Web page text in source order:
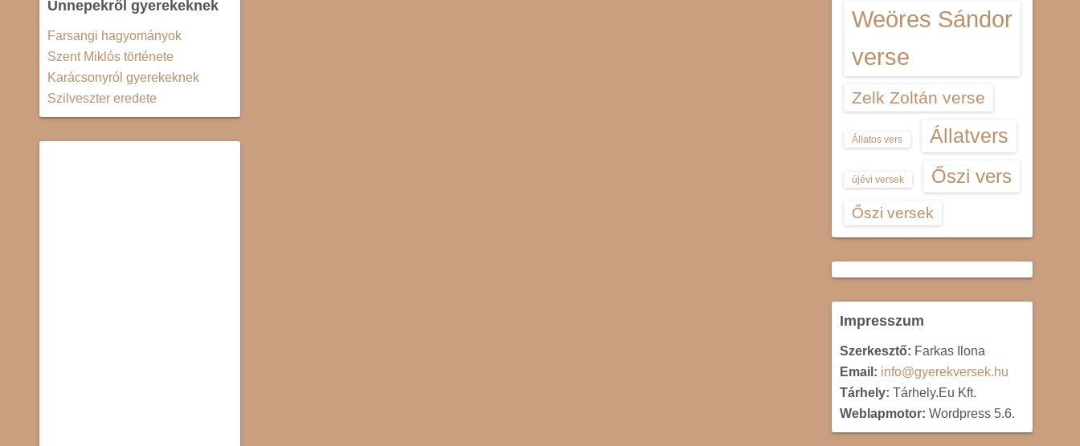
Ünnepekről gyerekeknek
Farsangi hagyományok
Szent Miklós története
Karácsonyról gyerekeknek
Szilveszter eredete
Weöres Sándor
verse
Zelk Zoltán verse
Állatos vers Állatvers
újévi versek Őszi vers
Őszi versek
Impresszum
Szerkesztő: Farkas Ilona
Email: info@gyerekversek.hu
Tárhely: Tárhely.Eu Kft.
Weblapmotor: Wordpress 5.6.